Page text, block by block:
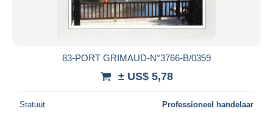
83-PORT GRIMAUD-N°3766-B/0359
± US$ 5,78
Statuut Professioneel handelaar